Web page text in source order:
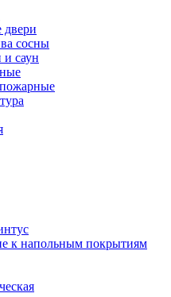
сосны
и саун
к напольным покрытиям